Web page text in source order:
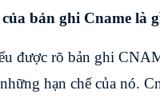
bản ghi Cname là
được rõ bản ghi
hạn chế của nó.